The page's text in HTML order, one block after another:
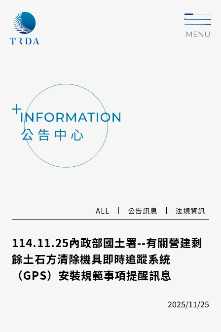
MENU
ALL 公告訊息 法規資訊
114.11.25內政部國土署--有關營建剩
餘土石方清除機具即時追蹤系統
（GPS）安裝規範事項提醒訊息
2025/11/25